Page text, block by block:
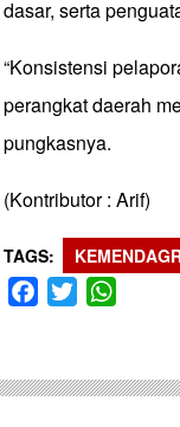
dasar, serta
“Konsistensi
perangkat daerah
pungkasnya.
(Kontributor : Arif)
TAGS
Facebook
Twitter